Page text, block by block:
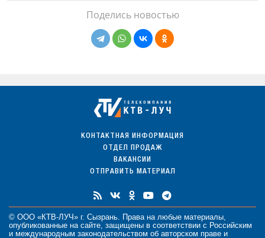
Поделись новостью
КОНТАКТНАЯ ИНФОРМАЦИЯ
ОТДЕЛ ПРОДАЖ
ВАКАНСИИ
ОТПРАВИТЬ МАТЕРИАЛ
© ООО «КТВ-ЛУЧ» г. Сызрань. Права на любые материалы
опубликованные на сайте, защищены в соответствии с Российским
и международным законодательством об авторском праве и